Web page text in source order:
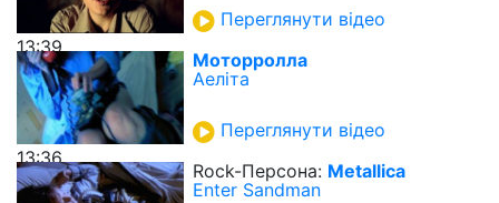
13:39
Переглянути відео
13:36
Моторролла
Аеліта
Переглянути відео
Rock-Персона: Metallica
Enter Sandman